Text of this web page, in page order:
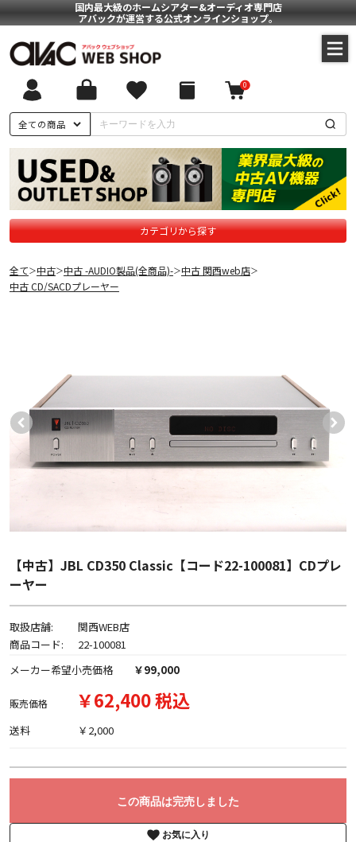
国内最大級のホームシアター&オーディオ専門店
アバックが運営する公式オンラインショップ。
全ての商品
0
カテゴリから探す
全て＞中古＞中古 -AUDIO製品(全商品)-＞中古 関西web店＞
中古 CD/SACDプレーヤー
【中古】JBL CD350 Classic【コード22-100081】CDプレ
ーヤー
取扱店舗:
関西WEB店
商品コード:
22-100081
メーカー希望小売価格
￥99,000
販売価格 ￥62,400 税込
送料 ￥2,000
この商品は完売しました
お気に入り